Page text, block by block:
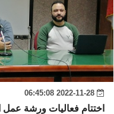
اختتام فعاليات ورشة عمل